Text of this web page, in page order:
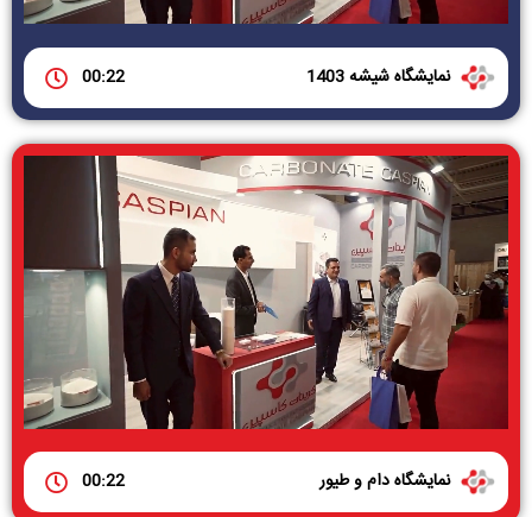
نمایشگاه شیشه 1403 00:22
نمایشگاه دام و طیور 00:22